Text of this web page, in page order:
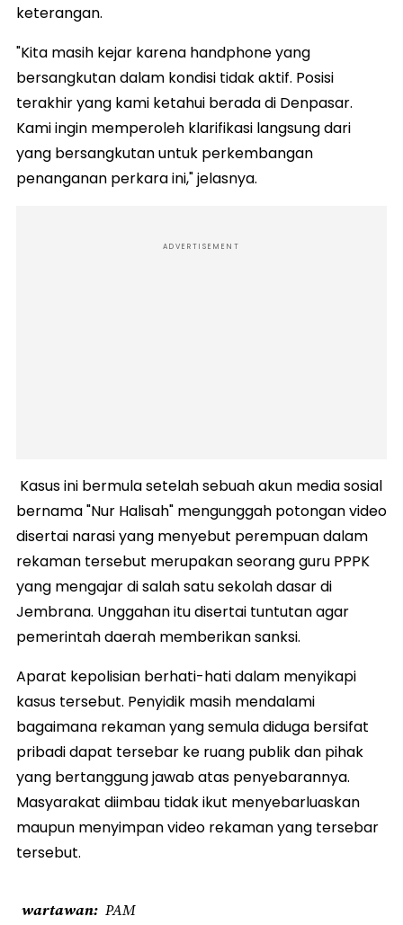
keterangan.
"Kita masih kejar karena handphone yang
bersangkutan dalam kondisi tidak aktif. Posisi
terakhir yang kami ketahui berada di Denpasar.
Kami ingin memperoleh klarifikasi langsung dari
yang bersangkutan untuk perkembangan
penanganan perkara ini," jelasnya.
ADVERTISEMENT
Kasus ini bermula setelah sebuah akun media sosial
bernama "Nur Halisah" mengunggah potongan video
disertai narasi yang menyebut perempuan dalam
rekaman tersebut merupakan seorang guru PPPK
yang mengajar di salah satu sekolah dasar di
Jembrana. Unggahan itu disertai tuntutan agar
pemerintah daerah memberikan sanksi.
Aparat kepolisian berhati-hati dalam menyikapi
kasus tersebut. Penyidik masih mendalami
bagaimana rekaman yang semula diduga bersifat
pribadi dapat tersebar ke ruang publik dan pihak
yang bertanggung jawab atas penyebarannya.
Masyarakat diimbau tidak ikut menyebarluaskan
maupun menyimpan video rekaman yang tersebar
tersebut.
wartawan PAM